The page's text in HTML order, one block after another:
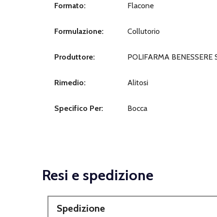
Formato: Flacone
Formulazione: Collutorio
Produttore: POLIFARMA BENESSERE
Rimedio: Alitosi
Specifico Per: Bocca
Resi e spedizione
Spedizione